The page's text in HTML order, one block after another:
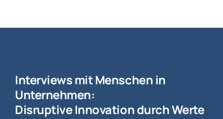
Interviews mit Menschen in
Unternehmen:
Disruptive Innovation durch Werte